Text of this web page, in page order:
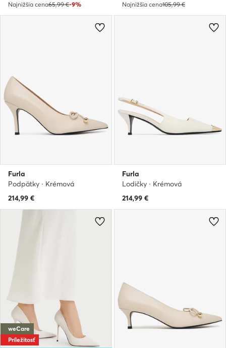
Najnižšia cena65,99 €-9%
Najnižšia cena105,99 €
Furla
Podpätky · Krémová
214,99 €
Furla
Lodičky · Krémová
214,99 €
weCare
Príležitosť